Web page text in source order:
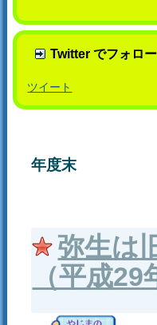
Twitter でフォロー
ツイート
年度末
弥生は
（平成29